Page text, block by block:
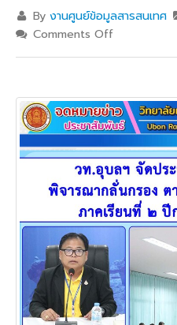
Byงานศูนย์ข้อมูลสารสนเทศ
Comments Off